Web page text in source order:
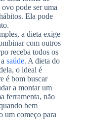
pode ser uma
Ela pode
a dieta exige
com outros
receba todos os
saúde. A dieta do
o ideal é
é bom buscar
a montar um
ferramenta, não
bem
um começo para